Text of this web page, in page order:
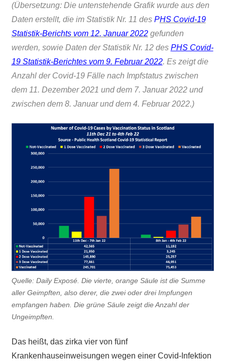
(Übersetzung: Die untenstehende Grafik wurde aus den
Daten erstellt, die im Statistik Nr. 11 des PHS Covid-19
Statistik-Berichts vom 12. Januar 2022gefunden
werden, sowie Daten der Statistik Nr. 12 des PHS Covid-
19 Statistik-Berichtes vom 9. Februar 2022. Es zeigt die
Anzahl der Covid-19 Fälle nach Impfstatus zwischen
dem 11. Dezember 2021 und dem 7. Januar 2022 und
zwischen dem 8. Januar und dem 4. Februar 2022.)
Quelle: Daily Exposé. Die vierte, orange Säule ist die Summe
aller Geimpften, also derer, die zwei oder drei Impfungen
empfangen haben. Die grüne Säule zeigt die Anzahl der
Ungeimpften.
Das heißt, das zirka vier von fünf
Krankenhauseinweisungen wegen einer Covid-Infektion